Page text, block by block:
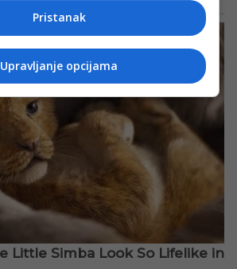
Pristanak
Upravljanje opcijama